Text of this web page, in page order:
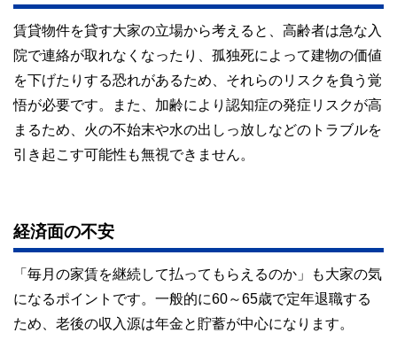
賃貸物件を貸す大家の立場から考えると、高齢者は急な入
院で連絡が取れなくなったり、孤独死によって建物の価値
を下げたりする恐れがあるため、それらのリスクを負う覚
悟が必要です。また、加齢により認知症の発症リスクが高
まるため、火の不始末や水の出しっ放しなどのトラブルを
引き起こす可能性も無視できません。
経済面の不安
「毎月の家賃を継続して払ってもらえるのか」も大家の気
になるポイントです。一般的に60～65歳で定年退職する
ため、老後の収入源は年金と貯蓄が中心になります。